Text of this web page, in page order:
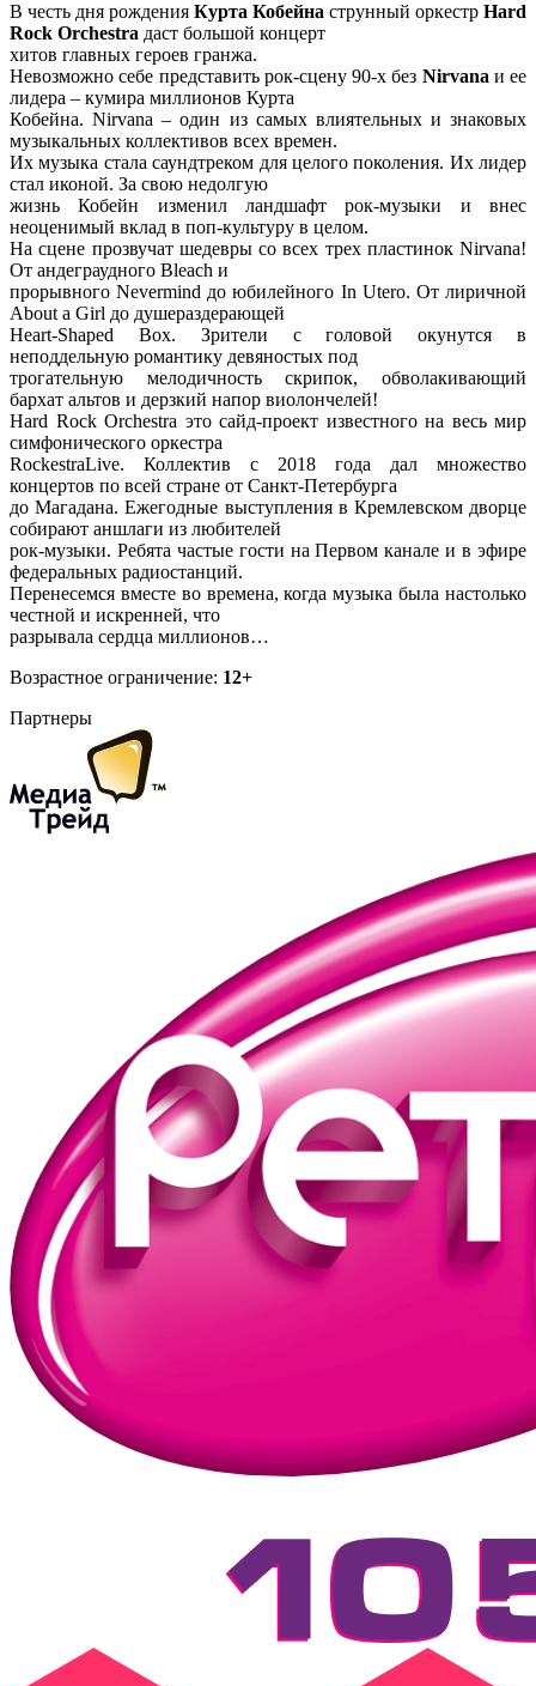
В честь дня рождения Курта Кобейна струнный оркестр Hard
Rock Orchestra даст большой концерт
хитов главных героев гранжа.
Невозможно себе представить рок-сцену 90-х без Nirvana и ее
лидера – кумира миллионов Курта
Кобейна. Nirvana – один из самых влиятельных и знаковых
музыкальных коллективов всех времен.
Их музыка стала саундтреком для целого поколения. Их лидер
стал иконой. За свою недолгую
жизнь Кобейн изменил ландшафт рок-музыки и внес
неоценимый вклад в поп-культуру в целом.
На сцене прозвучат шедевры со всех трех пластинок Nirvana!
От андеграудного Bleach и
прорывного Nevermind до юбилейного In Utero. От лиричной
About a Girl до душераздерающей
Heart-Shaped Box. Зрители с головой окунутся в
неподдельную романтику девяностых под
трогательную мелодичность скрипок, обволакивающий
бархат альтов и дерзкий напор виолончелей!
Hard Rock Orchestra это сайд-проект известного на весь мир
симфонического оркестра
RockestraLive. Коллектив с 2018 года дал множество
концертов по всей стране от Санкт-Петербурга
до Магадана. Ежегодные выступления в Кремлевском дворце
собирают аншлаги из любителей
рок-музыки. Ребята частые гости на Первом канале и в эфире
федеральных радиостанций.
Перенесемся вместе во времена, когда музыка была настолько
честной и искренней, что
разрывала сердца миллионов…
Возрастное ограничение: 12+
Партнеры